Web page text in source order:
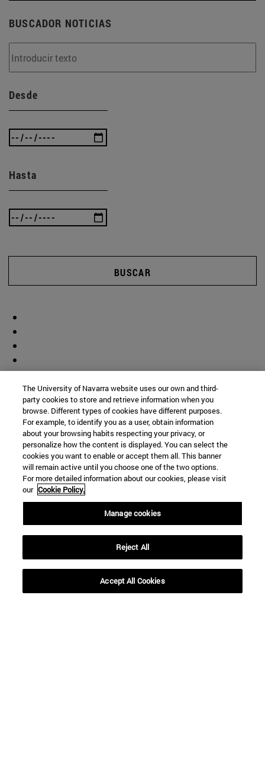
BUSCADOR NOTICIAS
Desde
Hasta
BUSCAR
Biblioteca(abre en nueva ventana)
(abre en nueva ventana)
(abre en nueva ventana)
The University of Navarra website uses our own and third-
party cookies to store and retrieve information when you
browse. Different types of cookies have different purposes.
For example, to identify you as a user, obtain information
about your browsing habits respecting your privacy, or
personalize how the content is displayed. You can select the
cookies you want to enable or accept them all. This banner
will remain active until you choose one of the two options.
For more detailed information about our cookies, please visit
our Cookie Policy.
Manage cookies
Reject All
Accept All Cookies